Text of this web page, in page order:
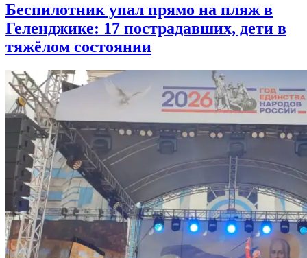
Беспилотник упал прямо на пляж в
Геленджике: 17 пострадавших, дети в
тяжёлом состоянии